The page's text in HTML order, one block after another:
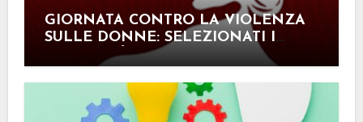
GIORNATA CONTRO LA VIOLENZA
SULLE DONNE: SELEZIONATI I
LAVORI PIÙ TOCCANTI